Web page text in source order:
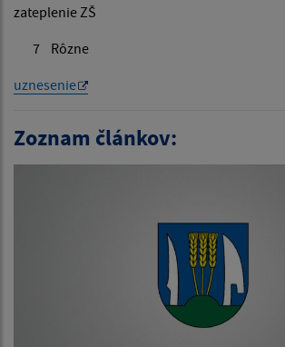
zateplenie ZŠ
7 Rôzne
uznesenie
Zoznam článkov: